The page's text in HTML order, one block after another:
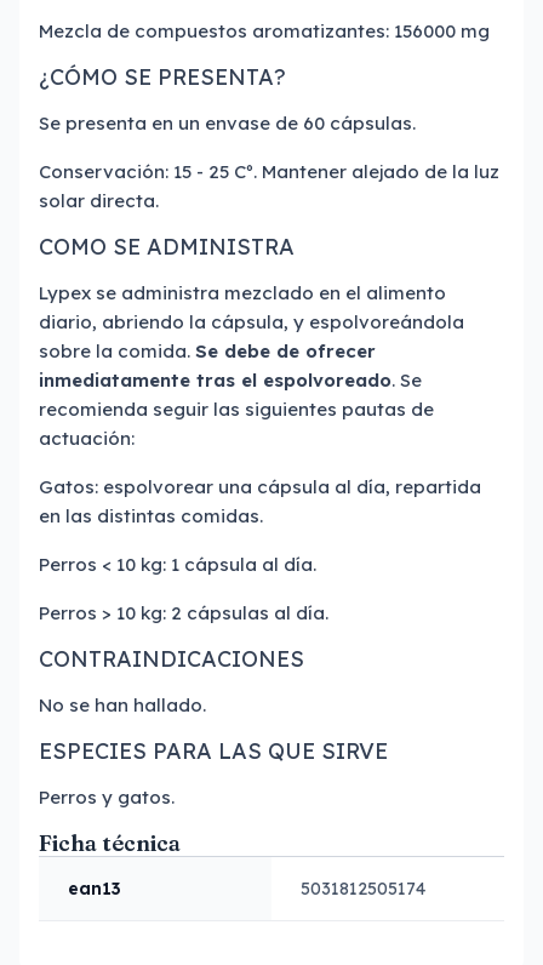
Mezcla de compuestos aromatizantes: 156000 mg
¿CÓMO SE PRESENTA?
Se presenta en un envase de 60 cápsulas.
Conservación: 15 - 25 Cº. Mantener alejado de la luz
solar directa.
COMO SE ADMINISTRA
Lypex se administra mezclado en el alimento
diario, abriendo la cápsula, y espolvoreándola
sobre la comida. Se debe de ofrecer
inmediatamente tras el espolvoreado. Se
recomienda seguir las siguientes pautas de
actuación:
Gatos: espolvorear una cápsula al día, repartida
en las distintas comidas.
Perros < 10 kg: 1 cápsula al día.
Perros > 10 kg: 2 cápsulas al día.
CONTRAINDICACIONES
No se han hallado.
ESPECIES PARA LAS QUE SIRVE
Perros y gatos.
Ficha técnica
ean13 5031812505174